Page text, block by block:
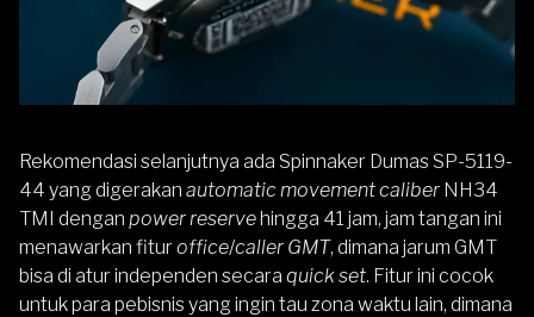
Rekomendasi selanjutnya ada Spinnaker Dumas SP-5119-
44 yang digerakan automatic movementcaliber NH34
TMI dengan power reservehingga 41 jam, jam tangan ini
menawarkan fitur office/caller GMT, dimana jarum GMT
bisa di atur independen secara quick set. Fitur ini cocok
untuk para pebisnis yang ingin tau zona waktu lain, dimana